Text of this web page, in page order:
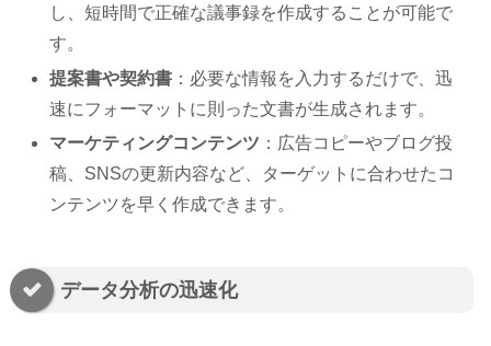
し、短時間で正確な議事録を作成することが可能で
す。
提案書や契約書 ：必要な情報を入力するだけで、迅
速にフォーマットに則った文書が生成されます。
マーケティングコンテンツ ：広告コピーやブログ投
稿、SNSの更新内容など、ターゲットに合わせたコ
ンテンツを早く作成できます。
データ分析の迅速化